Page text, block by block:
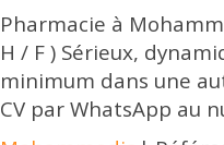
Pharmacie à
H / F ) Sérieux,
minimum dans une
CV par WhatsApp au